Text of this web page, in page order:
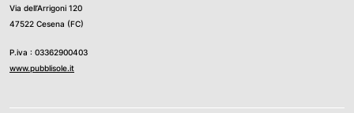
Via dell’Arrigoni 120
47522 Cesena (FC)
P.iva : 03362900403
www.pubblisole.it